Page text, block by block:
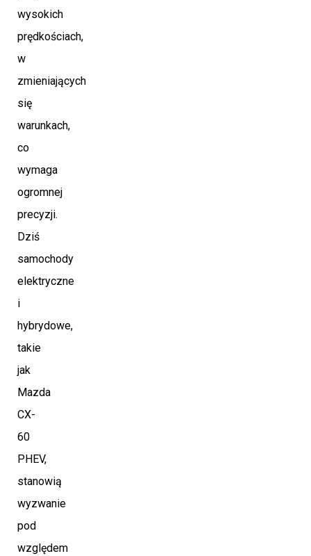
wysokich
prędkościach,
w
zmieniających
się
warunkach,
co
wymaga
ogromnej
precyzji.
Dziś
samochody
elektryczne
i
hybrydowe,
takie
jak
Mazda
CX-
60
PHEV,
stanowią
wyzwanie
pod
względem